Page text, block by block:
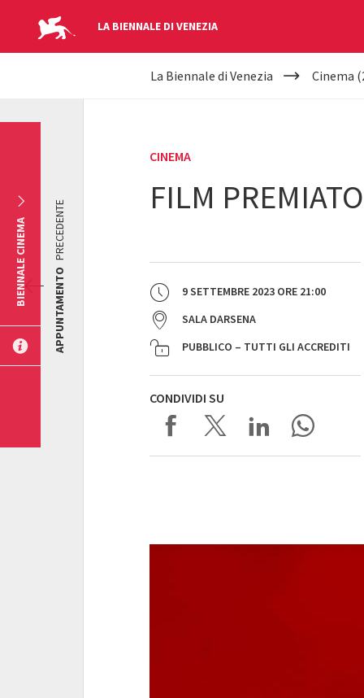
LA BIENNALE DI VENEZIA
YOUR
La Biennale di Venezia Cinema
CINEMA
FILM
9 SETTEMBRE 2023 ORE 21:00
SALA DARSENA
PUBBLICO – TUTTI GLI ACCREDITI
CONDIVIDI SU
APPUNTAMENTO
PRECEDENTE
BIENNALE CINEMA